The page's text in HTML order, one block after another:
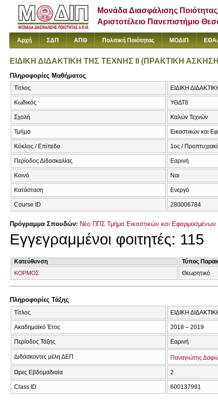
Μονάδα Διασφάλισης Ποιότητας
Αριστοτέλειο Πανεπιστήμιο
Αρχή ΣΔΠ ΑΠΘ Πολιτική Ποιότητας ΜΟΔΙΠ
ΕΙΔΙΚΗ ΔΙΔΑΚΤΙΚΗ ΤΗΣ ΤΕΧΝΗΣ ΙΙ (ΠΡΑΚΤΙΚΗ
Πληροφορίες Μαθήματος
Τίτλος ΕΙΔΙΚΗ
Κωδικός ΥΘΔΤ8
Σχολή Καλών Τεχνών
Τμήμα Εικαστικών και
Κύκλος / Επίπεδο 1ος /
Περίοδος Διδασκαλίας Εαρινή
Κοινό Ναι
Κατάσταση Ενεργό
Course ID 280006784
Πρόγραμμα Σπουδών: Νέο ΠΠΣ Τμήμα Εικαστικών και
Εγγεγραμμένοι φοιτητές: 115
Κατεύθυνση
Τύπος
ΚΟΡΜΟΣ
Θεωρητικό
Πληροφορίες Τάξης
Τίτλος ΕΙΔΙΚΗ
Ακαδημαϊκό Έτος 2018 – 2019
Περίοδος Τάξης Εαρινή
Διδάσκοντες μέλη ΔΕΠ Παναγιώτης
Ώρες Εβδομαδιαία 2
Class ID 600137991